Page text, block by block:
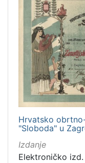
Hrvatsko
"Sloboda" u
Izdanje
Elektroničko